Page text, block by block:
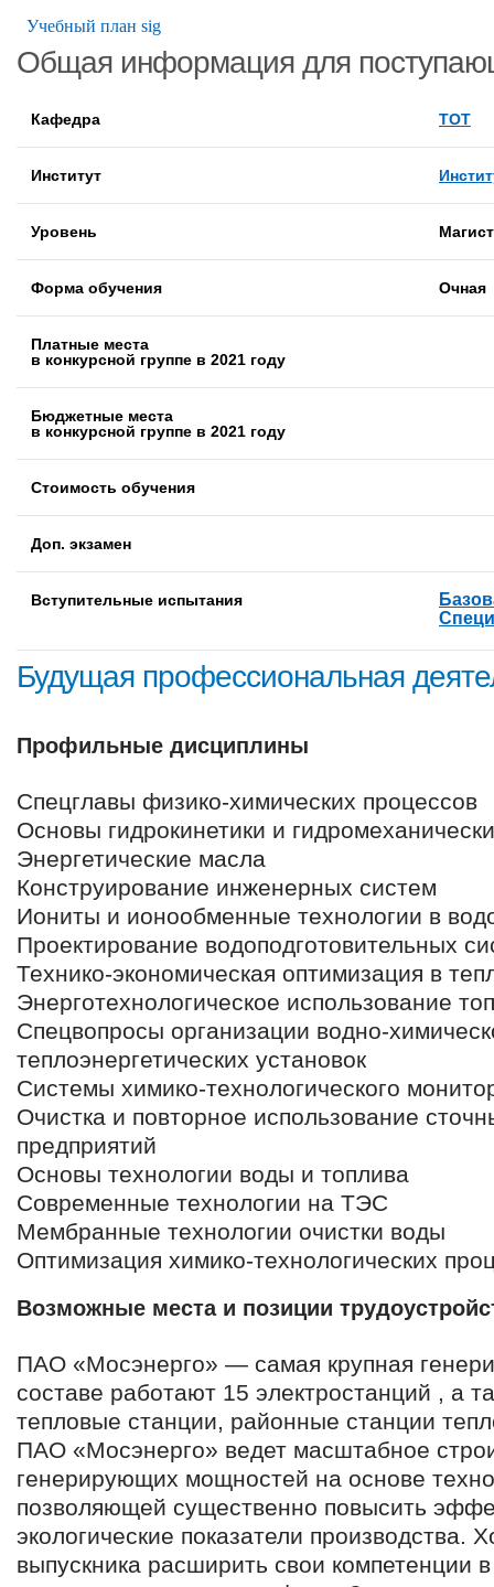
Учебный план sig
Общая информация для
Кафедра ТОТ
Институт
Уровень
Форма обучения Очная
Платные места
в конкурсной группе в 2021 году
Бюджетные места
в конкурсной группе в 2021 году
Стоимость обучения
Доп. экзамен
Вступительные испытания
Будущая профессиональная
Профильные дисциплины
Спецглавы физико-химических процессов
Основы гидрокинетики и
Энергетические масла
Конструирование инженерных систем
Иониты и ионообменные технологии в
Проектирование водоподготовительных
Технико-экономическая оптимизация в
Энерготехнологическое использование
Спецвопросы организации водно-
теплоэнергетических установок
Системы химико-технологического
Очистка и повторное использование
предприятий
Основы технологии воды и топлива
Современные технологии на ТЭС
Мембранные технологии очистки воды
Оптимизация химико-технологических
Возможные места и позиции
ПАО «Мосэнерго» — самая крупная
составе работают 15 электростанций , а
тепловые станции, районные станции
ПАО «Мосэнерго» ведет масштабное
генерирующих мощностей на основе
позволяющей существенно повысить
экологические показатели производства.
выпускника расширить свои компетенции